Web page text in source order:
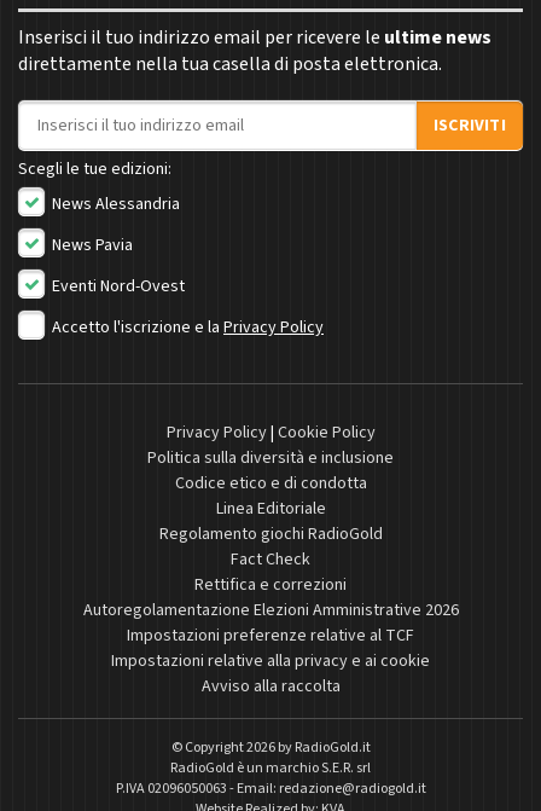
Inserisci il tuo indirizzo email per ricevere le ultime news
direttamente nella tua casella di posta elettronica.
Indirizzo email
ISCRIVITI
Scegli le tue edizioni:
News Alessandria
News Pavia
Eventi Nord-Ovest
Accetto l'iscrizione e la Privacy Policy
Privacy Policy| Cookie Policy
Politica sulla diversità e inclusione
Codice etico e di condotta
Linea Editoriale
Regolamento giochi RadioGold
Fact Check
Rettifica e correzioni
Autoregolamentazione Elezioni Amministrative 2026
Impostazioni preferenze relative al TCF
Impostazioni relative alla privacy e ai cookie
Avviso alla raccolta
© Copyright 2026 byRadioGold.it
RadioGold è un marchio S.E.R. srl
P.IVA 02096050063 - Email: redazione@radiogold.it